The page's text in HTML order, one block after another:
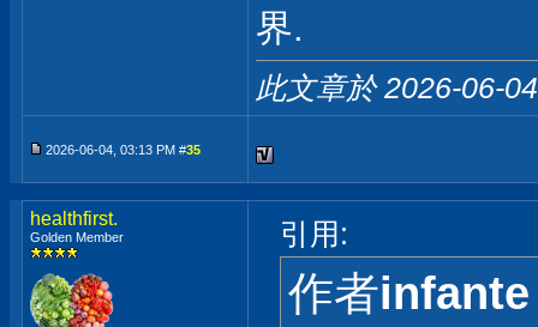
界.
此文章於 2026-06-
2026-06-04, 03:13 PM #35
healthfirst.
Golden Member 引用:
作者infante